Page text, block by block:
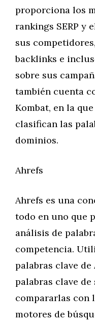
proporciona los
rankings SERP y
sus
backlinks e
sobre sus
también cuenta
Kombat, en la
clasifican las
dominios.
Ahrefs
Ahrefs es una
todo en uno que
análisis de
competencia.
palabras clave
palabras clave
compararlas con
motores de